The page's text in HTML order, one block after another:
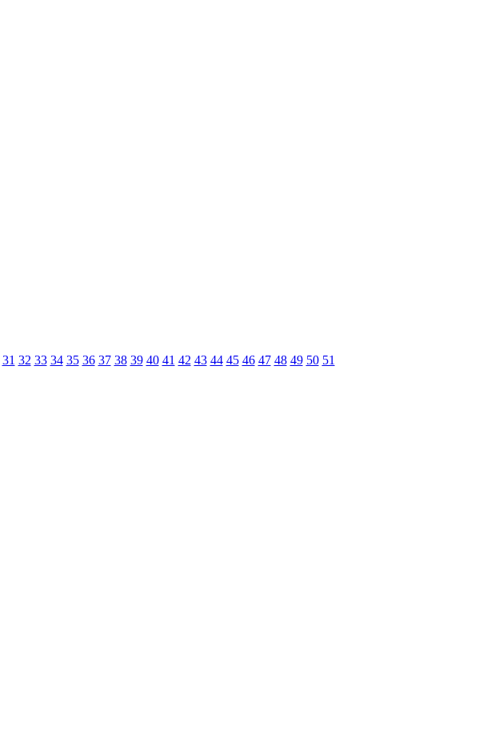
31 32 33 34 35 36 37 38 39 40 41 42 43 44 45 46 47 48 49 50 51